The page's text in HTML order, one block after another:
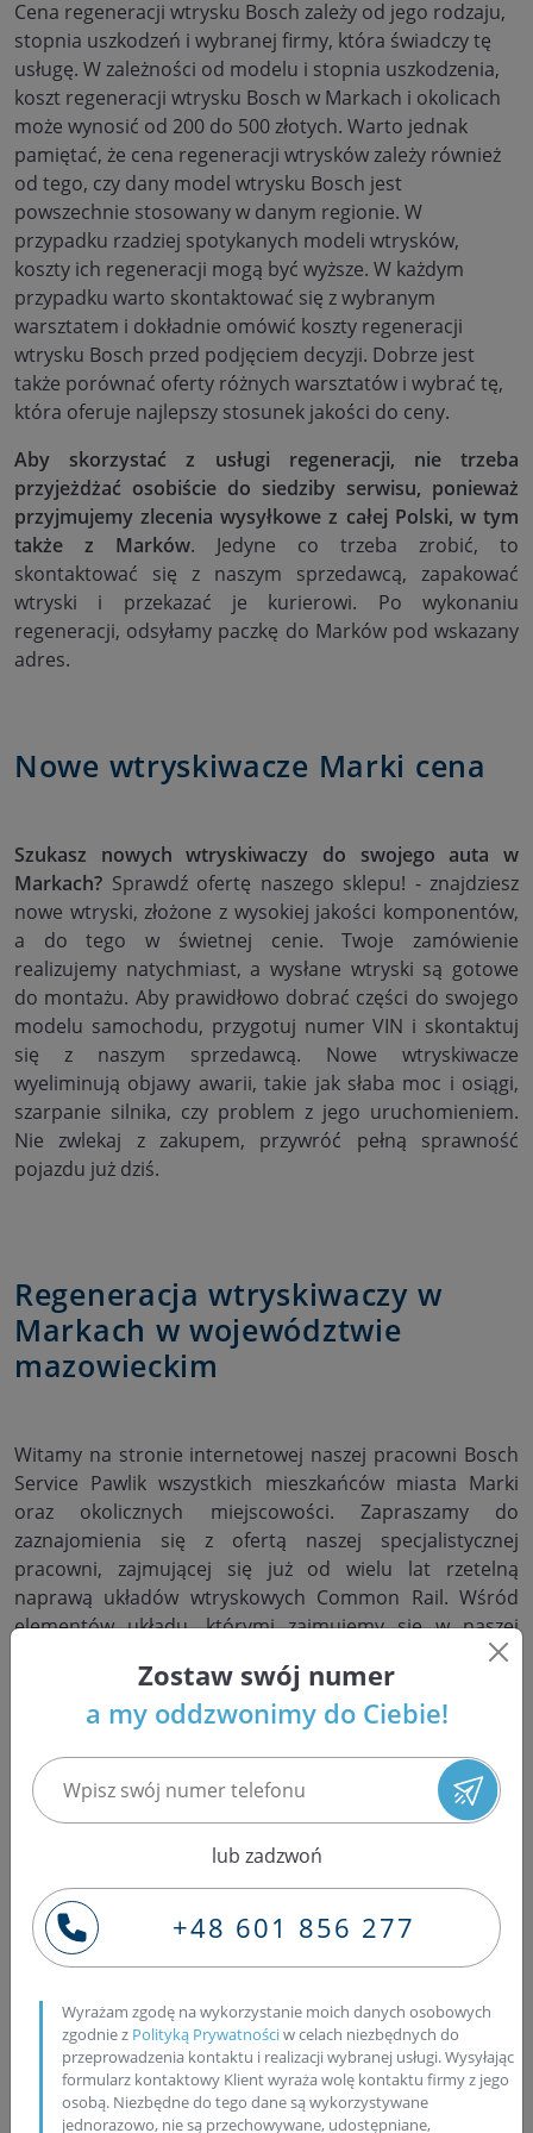
Cena regeneracji wtrysku Bosch zależy od jego rodzaju,
stopnia uszkodzeń i wybranej firmy, która świadczy tę
usługę. W zależności od modelu i stopnia uszkodzenia,
koszt regeneracji wtrysku Bosch w Markach i okolicach
może wynosić od 200 do 500 złotych. Warto jednak
pamiętać, że cena regeneracji wtrysków zależy również
od tego, czy dany model wtrysku Bosch jest
powszechnie stosowany w danym regionie. W
przypadku rzadziej spotykanych modeli wtrysków,
koszty ich regeneracji mogą być wyższe. W każdym
przypadku warto skontaktować się z wybranym
warsztatem i dokładnie omówić koszty regeneracji
wtrysku Bosch przed podjęciem decyzji. Dobrze jest
także porównać oferty różnych warsztatów i wybrać tę,
która oferuje najlepszy stosunek jakości do ceny.
Aby skorzystać z usługi regeneracji, nie trzeba
przyjeżdżać osobiście do siedziby serwisu, ponieważ
przyjmujemy zlecenia wysyłkowe z całej Polski, w tym
także z Marków. Jedyne co trzeba zrobić, to
skontaktować się z naszym sprzedawcą, zapakować
wtryski i przekazać je kurierowi. Po wykonaniu
regeneracji, odsyłamy paczkę do Marków pod wskazany
adres.
Nowe wtryskiwacze Marki cena
Szukasz nowych wtryskiwaczy do swojego auta w
Markach? Sprawdź ofertę naszego sklepu! - znajdziesz
nowe wtryski, złożone z wysokiej jakości komponentów,
a do tego w świetnej cenie. Twoje zamówienie
realizujemy natychmiast, a wysłane wtryski są gotowe
do montażu. Aby prawidłowo dobrać części do swojego
modelu samochodu, przygotuj numer VIN i skontaktuj
się z naszym sprzedawcą. Nowe wtryskiwacze
wyeliminują objawy awarii, takie jak słaba moc i osiągi,
szarpanie silnika, czy problem z jego uruchomieniem.
Nie zwlekaj z zakupem, przywróć pełną sprawność
pojazdu już dziś.
Regeneracja wtryskiwaczy w
Markach w województwie
mazowieckim
Witamy na stronie internetowej naszej pracowni Bosch
Service Pawlik wszystkich mieszkańców miasta Marki
oraz okolicznych miejscowości. Zapraszamy do
zaznajomienia się z ofertą naszej specjalistycznej
pracowni, zajmującej się już od wielu lat rzetelną
naprawą układów wtryskowych Common Rail. Wśród
elementów układu, którymi zajmujemy się w naszej
pracy, są wtryskiwacze, także Common Rail,
pompowtryskiwacze z układu PD, oraz napędzające
pracę układu pompy Common Rail i jednostkowe
pompowtryskiwaczy, wykorzystujemy
najnowocześniejszy sprzęt, taki jak stoły probiercze EPS
dedykowane przez Bosch do tego typu napraw, stacje
diagnostyczne, mikroskopy cyfrowe i specjalistyczny
sprzęt do demontażu i rozbiórki wtrysków. W naszej
pracy wykorzystujemy jedynie oryginalne części
zamienne, co pozwala nam, w połączeniu z
doświadczoną kadrą i najnowocześniejszym sprzętem
odzyskiwanie osiągów regenerowanych urządzeń do
poziomu porównywalnego lub identycznego z
parametrami, jakie posiadały, opuszczając linię
produkcyjną. Proponujemy mieszkańcom miasta Marki
wysłanie wtryskiwaczy do naszej pracowni za pomocą
Zostaw swój numer
a my oddzwonimy do Ciebie!
lub zadzwoń
+48 601 856 277
Wyrażam zgodę na wykorzystanie moich danych osobowych
zgodnie z Polityką Prywatnościw celach niezbędnych do
przeprowadzenia kontaktu i realizacji wybranej usługi. Wysyłając
formularz kontaktowy Klient wyraża wolę kontaktu firmy z jego
osobą. Niezbędne do tego dane są wykorzystywane
jednorazowo, nie są przechowywane, udostępniane,